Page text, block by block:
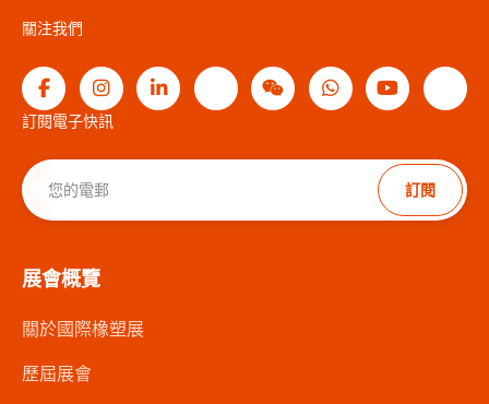
關注我們
訂閱電子快訊
訂閱
展會概覽
關於國際橡塑展
歷屆展會